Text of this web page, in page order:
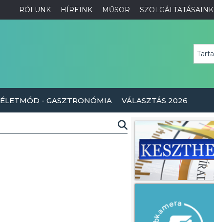
RÓLUNK HÍREINK MŰSOR SZOLGÁLTATÁSAINK
ÉLETMÓD - GASZTRONÓMIA VÁLASZTÁS 2026